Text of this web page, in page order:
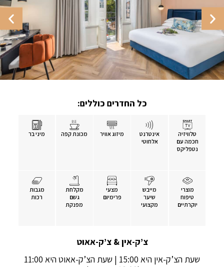
כל החדרים כוללים:
טלוויזיה
חכמה עם
נטפליקס
אינטרנט
אלחוטי
מיזוג אוויר מכונת קפה מיני בר
יוקרתיים
מקצועי
פרימיום
מקלחת
מפנקת
צ’ק-אין & צ’ק-אאוט
שעת הצ’ק-אין היא 15:00 | שעת הצ’ק-אאוט היא 11:00